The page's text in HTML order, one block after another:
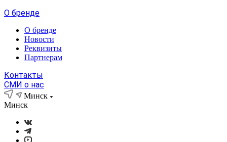
О бренде
О бренде
Новости
Реквизиты
Партнерам
Контакты
СМИ о нас
Минск
Минск